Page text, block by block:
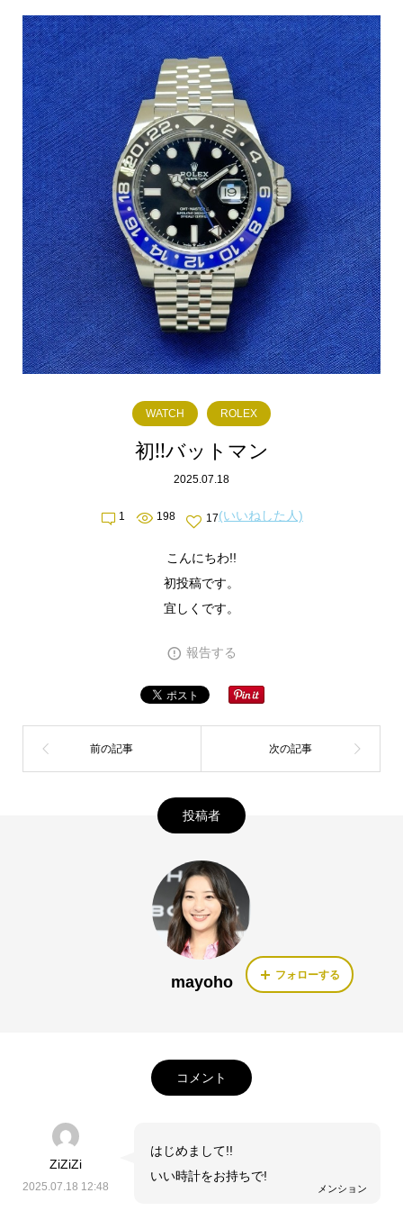
WATCH ROLEX
初!!バットマン
2025.07.18
1 198 17(いいねした人)
こんにちわ!!
初投稿です。
宜しくです。
報告する
投稿者
mayoho フォローする
コメント
ZiZiZi
2025.07.18 12:48 メンション
はじめまして!!
いい時計をお持ちで!